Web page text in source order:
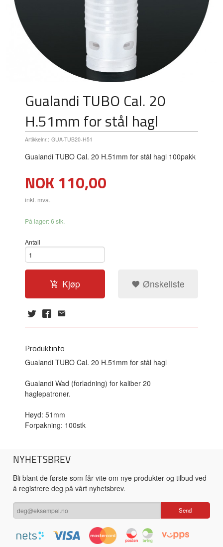
Gualandi TUBO Cal. 20
H.51mm for stål hagl
Artikkelnr.: GUA-TUB20-H51
Gualandi TUBO Cal. 20 H.51mm for stål hagl 100pakk
Pris
NOK110,00
inkl. mva.
På lager: 6 stk.
Antall
Kjøp Ønskeliste
Produktinfo
Gualandi TUBO Cal. 20 H.51mm for stål hagl
Gualandi Wad (forladning) for kaliber 20
haglepatroner.
Høyd: 51mm
Forpakning: 100stk
NYHETSBREV
Bli blant de første som får vite om nye produkter og tilbud ved
å registrere deg på vårt nyhetsbrev.